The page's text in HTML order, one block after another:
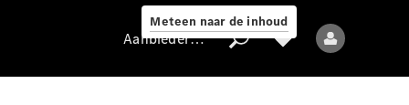
Meteen naar de inhoud
Aanbieder / Gegevensbescherming